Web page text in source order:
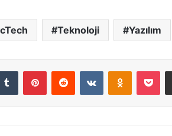
cTech Teknoloji Yazılım
Tumblr PinterestReddit VKontakte